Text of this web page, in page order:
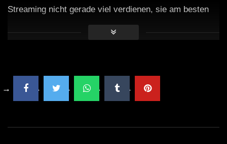
Streaming nicht gerade viel verdienen, sie am besten
. Viele Künstler haben die
Möglichkeit für Spenden. Mit dem Spendenbutton unter
und wenn Du einen Plattespieler hast, kaufe die besten
Tracks auf Vinyl!